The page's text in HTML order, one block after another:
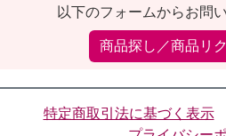
以下のフォームからお問
商品探し／商品リ
特定商取引法に基づく表示